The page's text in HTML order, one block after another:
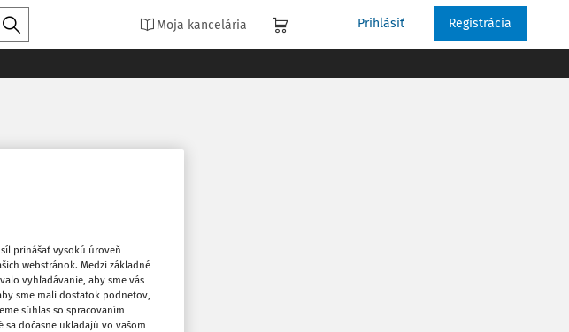
Moja kancelária Prihlásiť Registrácia
Vytlačiť
Obľúbené
prinášať vysokú úroveň
webstránok. Medzi základné
vyhľadávanie, aby sme vás
sme mali dostatok podnetov,
súhlas so spracovaním
dočasne ukladajú vo vašom